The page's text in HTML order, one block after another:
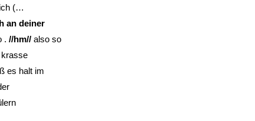
(…
an deiner
. //hm// also so
es halt im